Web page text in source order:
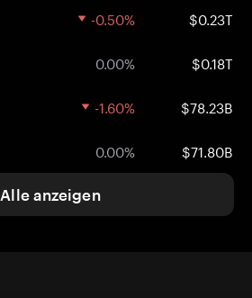
-0.50% $0.23T
0.00% $0.18T
-1.60% $78.23B
0.00% $71.80B
Alle anzeigen